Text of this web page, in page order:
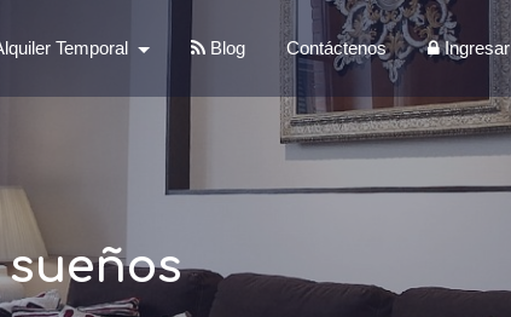
Temporal Blog Contáctenos Ingresar